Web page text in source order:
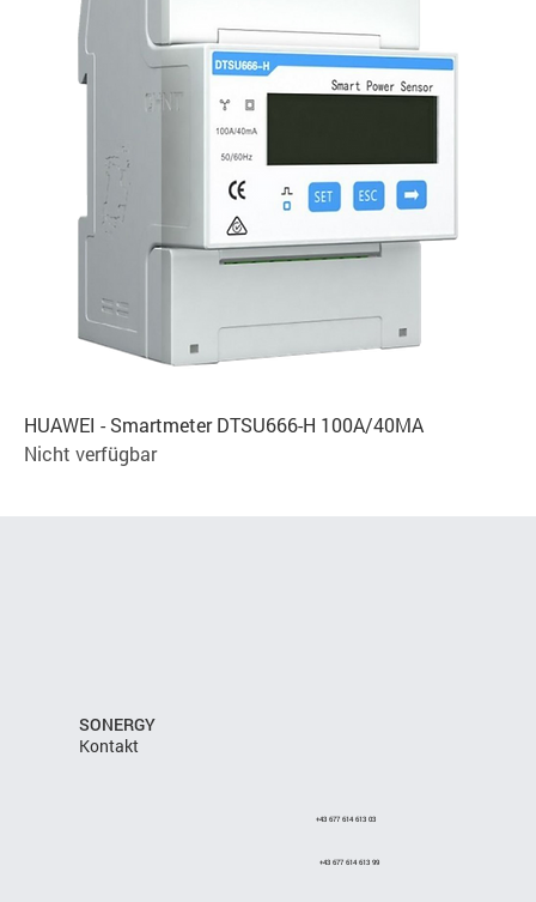
HUAWEI - Smartmeter DTSU666-H 100A/40MA
Nicht verfügbar
SONERGY
Kontakt
+43 677 614 613 03
+43 677 614 613 99